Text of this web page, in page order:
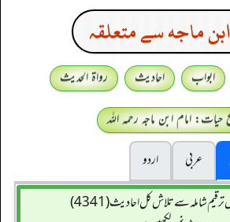
ماجه سے متعلقہ
ابواب احادیث
رواۃ الحدیث
حیات: امام ابن ماجہ رحمہ اللہ
عربی
اردو
شاملہ سے تلاش کل احادیث (4341)